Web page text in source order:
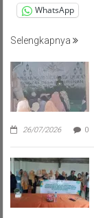
WhatsApp
Selengkapnya
26/07/2026 0